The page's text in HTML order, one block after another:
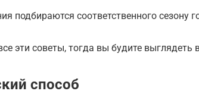
подбираются соответственного сезону
эти советы, тогда вы будите выглядеть
способ